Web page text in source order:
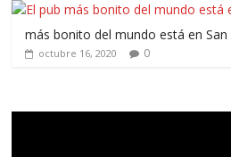
más bonito del mundo está en San
octubre 16, 2020 0